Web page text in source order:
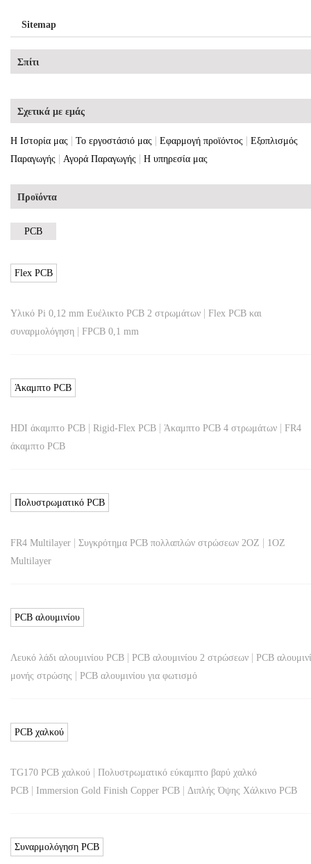
Sitemap
Σπίτι
Σχετικά με εμάς
Η Ιστορία μας | Το εργοστάσιό μας | Εφαρμογή προϊόντος | Εξοπλισμός
Παραγωγής | Αγορά Παραγωγής | Η υπηρεσία μας
Προϊόντα
PCB
Flex PCB
Υλικό Pi 0,12 mm Ευέλικτο PCB 2 στρωμάτων | Flex PCB και
συναρμολόγηση | FPCB 0,1 mm
Άκαμπτο PCB
HDI άκαμπτο PCB | Rigid-Flex PCB | Άκαμπτο PCB 4 στρωμάτων | FR4
άκαμπτο PCB
Πολυστρωματικό PCB
FR4 Multilayer | Συγκρότημα PCB πολλαπλών στρώσεων 2OZ | 1OZ
Multilayer
PCB αλουμινίου
Λευκό λάδι αλουμινίου PCB | PCB αλουμινίου 2 στρώσεων | PCB
μονής στρώσης | PCB αλουμινίου για φωτισμό
PCB χαλκού
TG170 PCB χαλκού | Πολυστρωματικό εύκαμπτο βαρύ χαλκό
PCB | Immersion Gold Finish Copper PCB | Διπλής Όψης Χάλκινο PCB
Συναρμολόγηση PCB